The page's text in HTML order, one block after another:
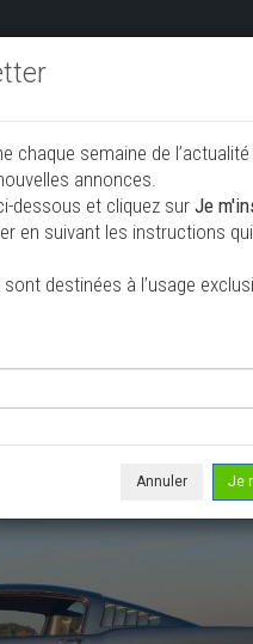
chaque semaine de
annonces.
dessous et cliquez sur Je
en suivant les instructions
destinées à l’usage
Annuler Je